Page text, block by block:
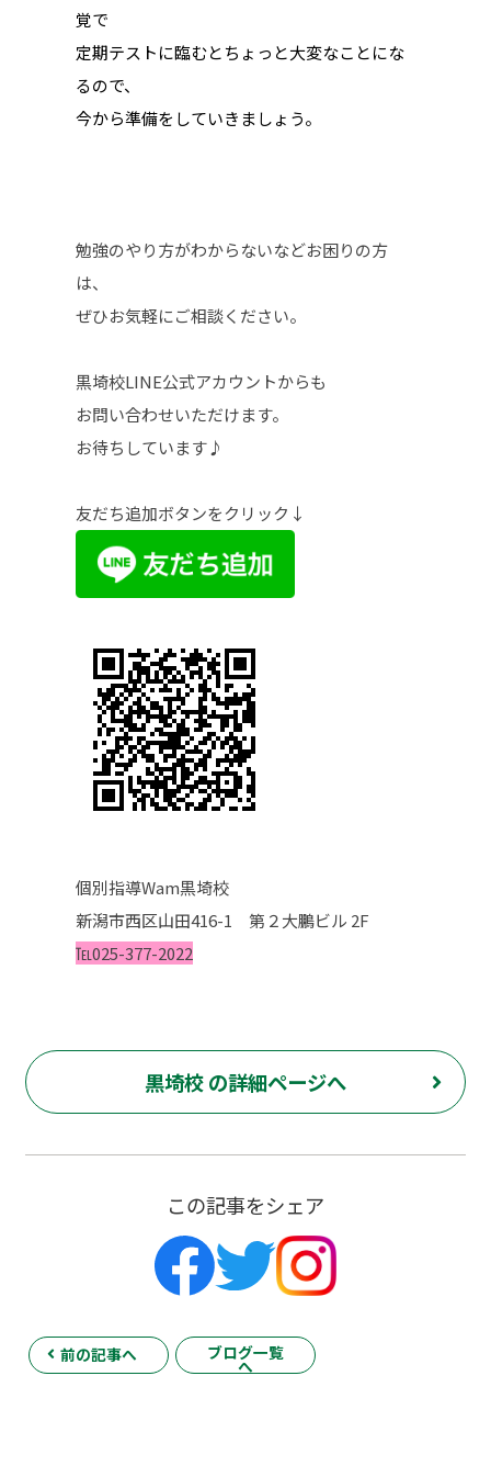
覚で
定期テストに臨むとちょっと大変なことにな
るので、
今から準備をしていきましょう。
勉強のやり方がわからないなどお困りの方
は、
ぜひお気軽にご相談ください。
黒埼校LINE公式アカウントからも
お問い合わせいただけます。
お待ちしています♪
友だち追加ボタンをクリック↓
個別指導Wam黒埼校
新潟市西区山田416-1 第２大鵬ビル 2F
℡025-377-2022
黒埼校 の詳細ページへ
この記事をシェア
前の記事へ ブログ一覧
へ